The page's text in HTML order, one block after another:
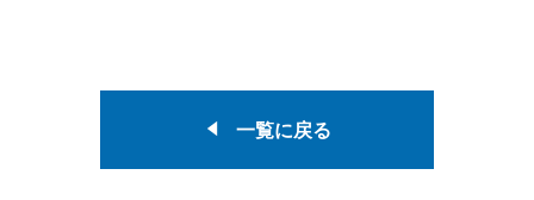
一覧に戻る